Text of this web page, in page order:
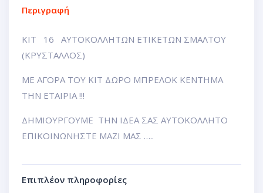
Περιγραφή
ΚΙΤ 16 ΑΥΤΟΚΟΛΛΗΤΩΝ ΕΤΙΚΕΤΩΝ ΣΜΑΛΤΟΥ
(ΚΡΥΣΤΑΛΛΟΣ)
ΜΕ ΑΓΟΡΑ ΤΟΥ ΚΙΤ ΔΩΡΟ ΜΠΡΕΛΟΚ ΚΕΝΤΗΜΑ
ΤΗΝ ΕΤΑΙΡΙΑ !!!
ΔΗΜΙΟΥΡΓΟΥΜΕ ΤΗΝ ΙΔΕΑ ΣΑΣ ΑΥΤΟΚΟΛΛΗΤΟ
ΕΠΙΚΟΙΝΩΝΗΣΤΕ ΜΑΖΙ ΜΑΣ …..
Επιπλέον πληροφορίες